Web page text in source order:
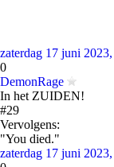
zaterdag 17 juni
0
DemonRage
In het ZUIDEN!
#29
Vervolgens:
"You died."
zaterdag 17 juni